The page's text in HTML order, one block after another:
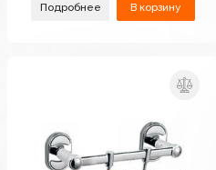
Подробнее В корзину